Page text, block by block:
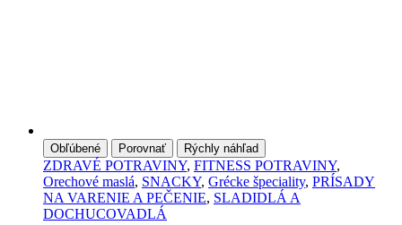
Obľúbené Porovnať Rýchly náhľad
ZDRAVÉ POTRAVINY, FITNESS POTRAVINY,
Orechové maslá, SNACKY, Grécke špeciality, PRÍSADY
NA VARENIE A PEČENIE, SLADIDLÁ A
DOCHUCOVADLÁ